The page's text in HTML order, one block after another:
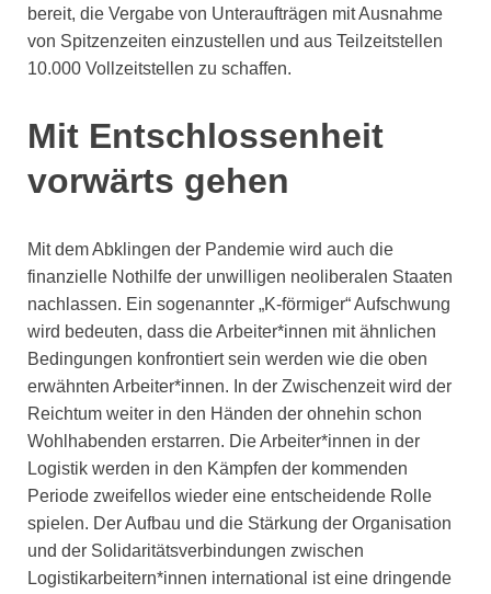
bereit, die Vergabe von Unteraufträgen mit Ausnahme
von Spitzenzeiten einzustellen und aus Teilzeitstellen
10.000 Vollzeitstellen zu schaffen.
Mit Entschlossenheit
vorwärts gehen
Mit dem Abklingen der Pandemie wird auch die
finanzielle Nothilfe der unwilligen neoliberalen Staaten
nachlassen. Ein sogenannter „K-förmiger“ Aufschwung
wird bedeuten, dass die Arbeiter*innen mit ähnlichen
Bedingungen konfrontiert sein werden wie die oben
erwähnten Arbeiter*innen. In der Zwischenzeit wird der
Reichtum weiter in den Händen der ohnehin schon
Wohlhabenden erstarren. Die Arbeiter*innen in der
Logistik werden in den Kämpfen der kommenden
Periode zweifellos wieder eine entscheidende Rolle
spielen. Der Aufbau und die Stärkung der Organisation
und der Solidaritätsverbindungen zwischen
Logistikarbeitern*innen international ist eine dringende